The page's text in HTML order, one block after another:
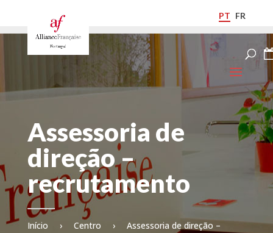
PT FR
Assessoria de
direção –
recrutamento
Início › Centro ›
Assessoria de direção –